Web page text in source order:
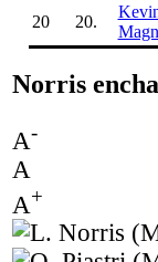
20
20.
Norris
A-
A
A+